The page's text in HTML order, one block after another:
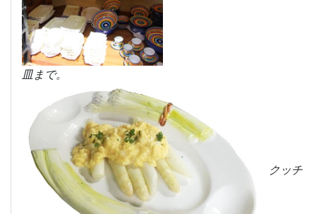
皿まで。
クッチ